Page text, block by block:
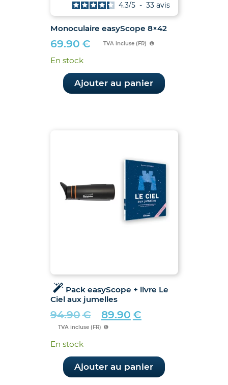
Monoculaire easyScope 8×42
4.3/5 - 33 avis
69.90 € TVA incluse (FR)
En stock
Ajouter au panier
Pack easyScope + livre Le
Ciel aux jumelles
94.90€
Le
prix
était :
94.90€.
89.90 €
Le
prix
est :
89.90€.
TVA incluse (FR)
En stock
Ajouter au panier